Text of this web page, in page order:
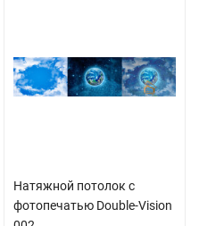
Натяжной потолок с
фотопечатью Double-Vision